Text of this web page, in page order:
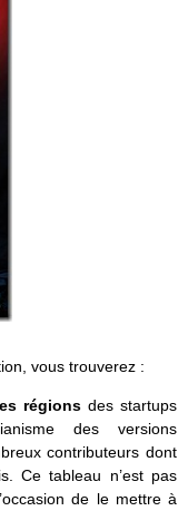
vous trouverez :
régionsdes startups
des versions
contributeurs dont
Ce tableau n’est pas
de le mettre à